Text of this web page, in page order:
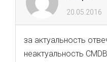
20.05.2016
за актуальность
неактуальность